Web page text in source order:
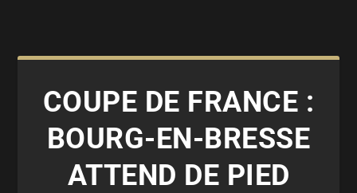
COUPE DE FRANCE :
BOURG-EN-BRESSE
ATTEND DE PIED